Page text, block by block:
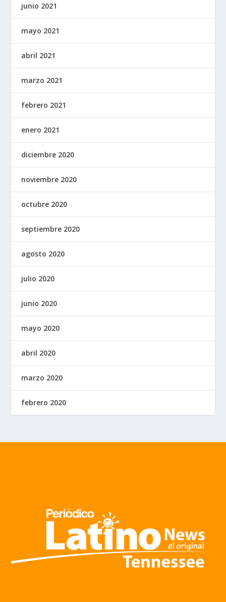
junio 2021
mayo 2021
abril 2021
marzo 2021
febrero 2021
enero 2021
diciembre 2020
noviembre 2020
octubre 2020
septiembre 2020
agosto 2020
julio 2020
junio 2020
mayo 2020
abril 2020
marzo 2020
febrero 2020